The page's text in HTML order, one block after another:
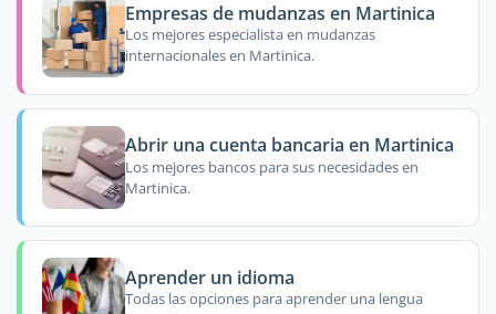
Empresas de mudanzas en Martinica
Los mejores especialista en mudanzas
internacionales en Martinica.
Abrir una cuenta bancaria en Martinica
Los mejores bancos para sus necesidades en
Martinica.
Aprender un idioma
Todas las opciones para aprender una lengua